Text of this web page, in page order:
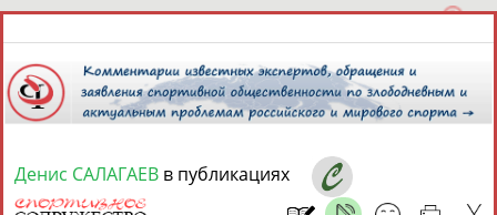
7 августа 2026 года,
Денис САЛАГАЕВ в публикациях